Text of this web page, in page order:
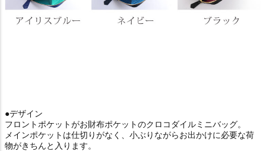
●デザイン
フロントポケットがお財布ポケットのクロコダイルミニバッグ。
メインポケットは仕切りがなく、小ぶりながらお出かけに必要な荷
物がきちんと入ります。